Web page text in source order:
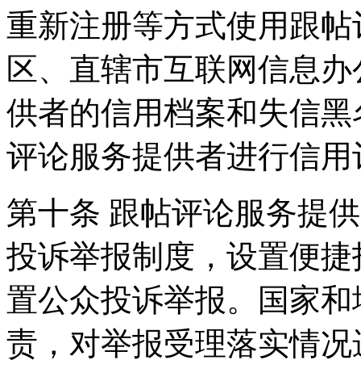
重新注册等方式使用跟
区、直辖市互联网信息
供者的信用档案和失信
评论服务提供者进行信用
第十条 跟帖评论服务提
投诉举报制度，设置便
置公众投诉举报。国家
责，对举报受理落实情